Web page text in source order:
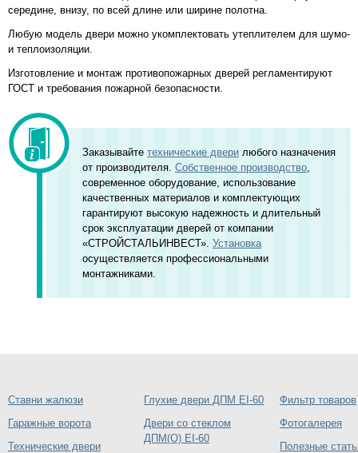
середине, внизу, по всей длине или ширине полотна.
Любую модель двери можно укомплектовать утеплителем для шумо-
и теплоизоляции.
Изготовление и монтаж противопожарных дверей регламентируют
ГОСТ и требования пожарной безопасности.
Заказывайте технические двери любого назначения
от производителя. Собственное производство
современное оборудование, использование
качественных материалов и комплектующих
гарантируют высокую надежность и длительный
срок эксплуатации дверей от компании
«СТРОЙСТАЛЬИНВЕСТ». Установка
осуществляется профессиональными
монтажниками.
Ставни жалюзи
Гаражные ворота
Технические двери
Глухие двери ДПМ EI-60
Двери со стеклом
ДПМ(О) EI-60
Фильтр товаров
Фотогалерея
Полезные